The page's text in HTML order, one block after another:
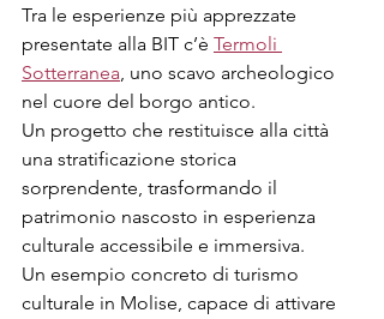
Tra le esperienze più apprezzate
presentate alla BIT c’è Termoli
Sotterranea, uno scavo archeologico
nel cuore del borgo antico.
Un progetto che restituisce alla città
una stratificazione storica
sorprendente, trasformando il
patrimonio nascosto in esperienza
culturale accessibile e immersiva.
Un esempio concreto di turismo
culturale in Molise, capace di attivare